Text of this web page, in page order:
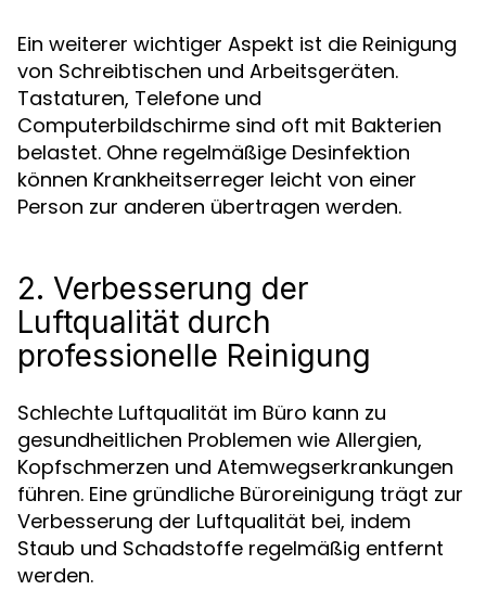
Ein weiterer wichtiger Aspekt ist die Reinigung
von Schreibtischen und Arbeitsgeräten.
Tastaturen, Telefone und
Computerbildschirme sind oft mit Bakterien
belastet. Ohne regelmäßige Desinfektion
können Krankheitserreger leicht von einer
Person zur anderen übertragen werden.
2. Verbesserung der
Luftqualität durch
professionelle Reinigung
Schlechte Luftqualität im Büro kann zu
gesundheitlichen Problemen wie Allergien,
Kopfschmerzen und Atemwegserkrankungen
führen. Eine gründliche Büroreinigung trägt zur
Verbesserung der Luftqualität bei, indem
Staub und Schadstoffe regelmäßig entfernt
werden.